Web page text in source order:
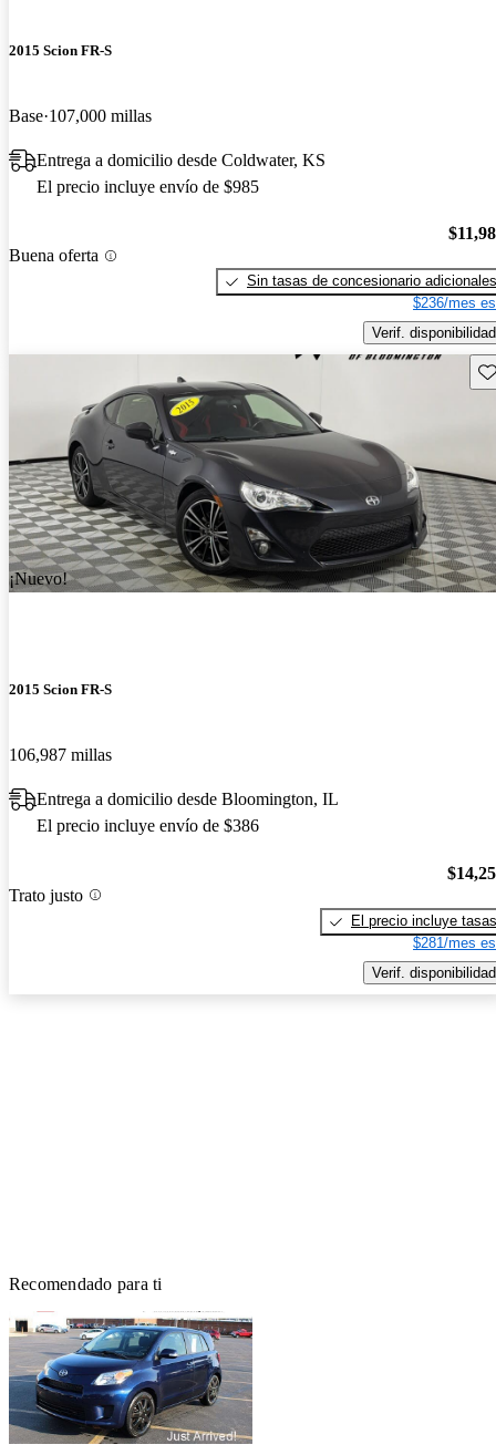
2015 Scion FR-S
Base 107,000 millas
Entrega a domicilio desde Coldwater, KS
El precio incluye envío de $985
Buena oferta
Sin tasas de concesionario adicionales
$236/mes
Verif. disponibilidad
¡Nuevo!
2015 Scion FR-S
106,987 millas
Entrega a domicilio desde Bloomington, IL
El precio incluye envío de $386
Trato justo
El precio incluye tasas
$281/mes
Verif. disponibilidad
Recomendado para ti